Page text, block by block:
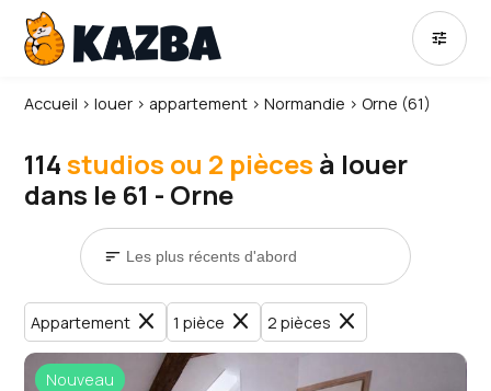
tune
Accueil ›louer › appartement ›Normandie ›Orne (61)
114studios ou 2 pièces à louer
dans le 61 - Orne
sort
Appartement close 1 pièce close 2 pièces close
Nouveau